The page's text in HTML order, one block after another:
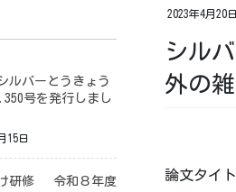
2023年4月20日
シル
外の
論文タイ
ルバーとうきょう
号を発行しまし
15日
研修 令和８年度